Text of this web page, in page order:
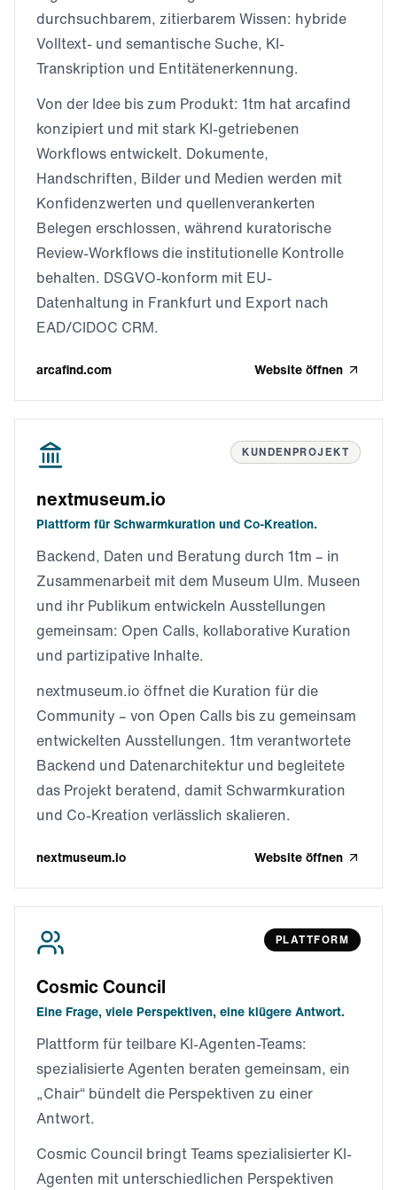
durchsuchbarem, zitierbarem Wissen: hybride
Volltext- und semantische Suche, KI-
Transkription und Entitätenerkennung.
Von der Idee bis zum Produkt: 1tm hat arcafind
konzipiert und mit stark KI-getriebenen
Workflows entwickelt. Dokumente,
Handschriften, Bilder und Medien werden mit
Konfidenzwerten und quellenverankerten
Belegen erschlossen, während kuratorische
Review-Workflows die institutionelle Kontrolle
behalten. DSGVO-konform mit EU-
Datenhaltung in Frankfurt und Export nach
EAD/CIDOC CRM.
arcafind.com Website öffnen
KUNDENPROJEKT
nextmuseum.io
Plattform für Schwarmkuration und Co-Kreation.
Backend, Daten und Beratung durch 1tm – in
Zusammenarbeit mit dem Museum Ulm. Museen
und ihr Publikum entwickeln Ausstellungen
gemeinsam: Open Calls, kollaborative Kuration
und partizipative Inhalte.
nextmuseum.io öffnet die Kuration für die
Community – von Open Calls bis zu gemeinsam
entwickelten Ausstellungen. 1tm verantwortete
Backend und Datenarchitektur und begleitete
das Projekt beratend, damit Schwarmkuration
und Co-Kreation verlässlich skalieren.
nextmuseum.io Website öffnen
PLATTFORM
Cosmic Council
Eine Frage, viele Perspektiven, eine klügere Antwort.
Plattform für teilbare KI-Agenten-Teams:
spezialisierte Agenten beraten gemeinsam, ein
„Chair“ bündelt die Perspektiven zu einer
Antwort.
Cosmic Council bringt Teams spezialisierter KI-
Agenten mit unterschiedlichen Perspektiven